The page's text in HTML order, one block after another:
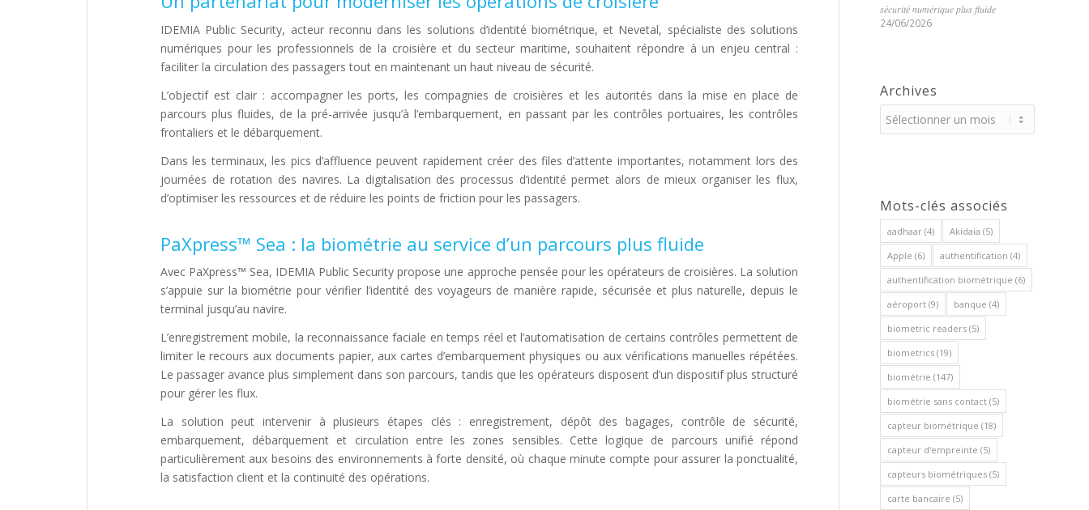
IDEMIA Public Security, acteur reconnu dans les solutions d’identité biométrique, et Nevetal, spécialiste des solutions
numériques pour les professionnels de la croisière et du secteur maritime, souhaitent répondre à un enjeu central :
faciliter la circulation des passagers tout en maintenant un haut niveau de sécurité.
L’objectif est clair : accompagner les ports, les compagnies de croisières et les autorités dans la mise en place de
parcours plus fluides, de la pré-arrivée jusqu’à l’embarquement, en passant par les contrôles portuaires, les contrôles
frontaliers et le débarquement.
Dans les terminaux, les pics d’affluence peuvent rapidement créer des files d’attente importantes, notamment lors des
journées de rotation des navires. La digitalisation des processus d’identité permet alors de mieux organiser les flux,
d’optimiser les ressources et de réduire les points de friction pour les passagers.
PaXpress™ Sea : la biométrie au service d’un parcours plus fluide
Avec PaXpress™ Sea, IDEMIA Public Security propose une approche pensée pour les opérateurs de croisières. La solution
s’appuie sur la biométrie pour vérifier l’identité des voyageurs de manière rapide, sécurisée et plus naturelle, depuis le
terminal jusqu’au navire.
L’enregistrement mobile, la reconnaissance faciale en temps réel et l’automatisation de certains contrôles permettent de
limiter le recours aux documents papier, aux cartes d’embarquement physiques ou aux vérifications manuelles répétées.
Le passager avance plus simplement dans son parcours, tandis que les opérateurs disposent d’un dispositif plus structuré
pour gérer les flux.
La solution peut intervenir à plusieurs étapes clés : enregistrement, dépôt des bagages, contrôle de sécurité,
embarquement, débarquement et circulation entre les zones sensibles. Cette logique de parcours unifié répond
particulièrement aux besoins des environnements à forte densité, où chaque minute compte pour assurer la ponctualité,
la satisfaction client et la continuité des opérations.
sécurité numérique plus fluide
24/06/2026
Archives
Mots-clés associés
aadhaar (4) Akidaia (5)
Apple (6) authentification (4)
authentification biométrique (6)
aéroport (9) banque (4)
biometric readers (5)
biometrics (19)
biométrie (147)
biométrie sans contact (5)
capteur biométrique (18)
capteur d'empreinte (5)
capteurs biométriques (5)
carte bancaire (5)